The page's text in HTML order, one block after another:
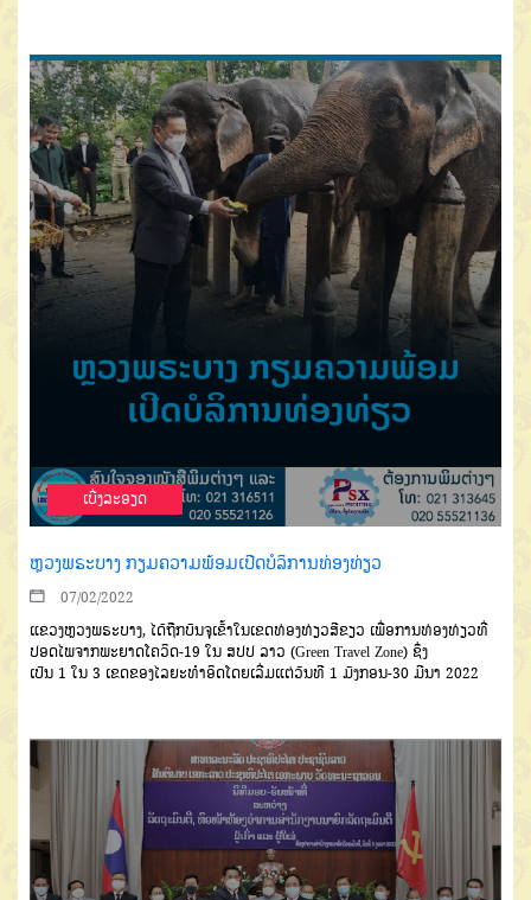
ເບີ່ງລະອຽດ
ຫຼວງພຣະບາງ ກຽມຄວາມພ້ອມເປີດບໍລິການທ່ອງທ່ຽວ
07/02/2022
ແຂວງຫວງພຣະບາງ, ໄດ້ຖືກບັນຈຸເຂົ້າໃນເຂດທ່ອງທ່ຽວສີຂຽວ ເພື່ອການທ່ອງທ່ຽວທີ່
ປອດໄພຈາກພະຍາດໂຄວິດ-19 ໃນ ສປປ ລາວ (Green Travel Zone) ຊຶ່ງ
ເປັນ 1 ໃນ 3 ເຂດຂອງໄລຍະທຳອິດໂດຍເລີ່ມແຕ່ວັນທີ 1 ມັງກອນ-30 ມີນາ 2022